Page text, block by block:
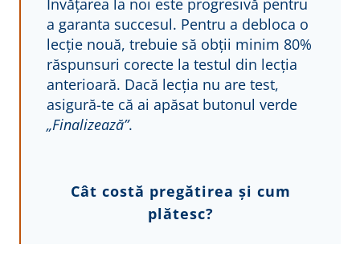
Învățarea la noi este progresivă pentru
a garanta succesul. Pentru a debloca o
lecție nouă, trebuie să obții minim 80%
răspunsuri corecte la testul din lecția
anterioară. Dacă lecția nu are test,
asigură-te că ai apăsat butonul verde
„Finalizează”.
Cât costă pregătirea și cum
plătesc?